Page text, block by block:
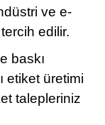
ve e-
edilir.
baskı
etiket üretimi
talepleriniz